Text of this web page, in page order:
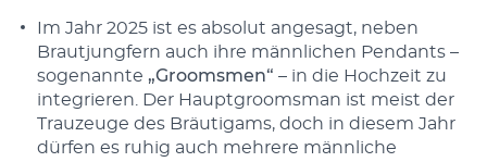
Im Jahr 2025 ist es absolut angesagt, neben
Brautjungfern auch ihre männlichen Pendants –
sogenannte „Groomsmen“ – in die Hochzeit zu
integrieren. Der Hauptgroomsman ist meist der
Trauzeuge des Bräutigams, doch in diesem Jahr
dürfen es ruhig auch mehrere männliche